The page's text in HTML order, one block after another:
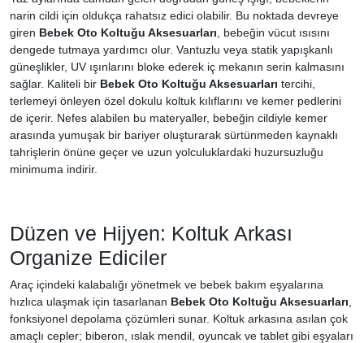
narin cildi için oldukça rahatsız edici olabilir. Bu noktada devreye
giren Bebek Oto Koltuğu Aksesuarları , bebeğin vücut ısısını
dengede tutmaya yardımcı olur. Vantuzlu veya statik yapışkanlı
güneşlikler, UV ışınlarını bloke ederek iç mekanın serin kalmasını
sağlar. Kaliteli bir Bebek Oto Koltuğu Aksesuarları tercihi,
terlemeyi önleyen özel dokulu koltuk kılıflarını ve kemer pedlerini
de içerir. Nefes alabilen bu materyaller, bebeğin cildiyle kemer
arasında yumuşak bir bariyer oluşturarak sürtünmeden kaynaklı
tahrişlerin önüne geçer ve uzun yolculuklardaki huzursuzluğu
minimuma indirir.
Düzen ve Hijyen: Koltuk Arkası
Organize Ediciler
Araç içindeki kalabalığı yönetmek ve bebek bakım eşyalarına
hızlıca ulaşmak için tasarlanan Bebek Oto Koltuğu Aksesuarları
fonksiyonel depolama çözümleri sunar. Koltuk arkasına asılan çok
amaçlı cepler; biberon, ıslak mendil, oyuncak ve tablet gibi eşyaları